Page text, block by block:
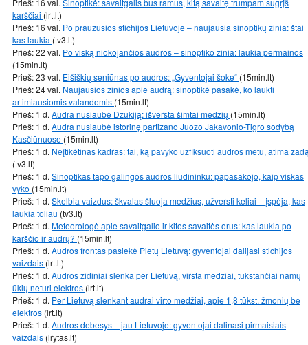
Prieš: 16 val. Sinoptikė: savaitgalis bus ramus, kitą savaitę trumpam sugrįš
karščiai (lrt.lt)
Prieš: 16 val. Po praūžusios stichijos Lietuvoje – naujausia sinoptikų žinia: štai
kas laukia (tv3.lt)
Prieš: 22 val. Po viską niokojančios audros – sinoptiko žinia: laukia permainos
(15min.lt)
Prieš: 23 val. Eišiškių seniūnas po audros: „Gyventojai šoke“ (15min.lt)
Prieš: 24 val. Naujausios žinios apie audrą: sinoptikė pasakė, ko laukti
artimiausiomis valandomis (15min.lt)
Prieš: 1 d. Audra nusiaubė Dzūkiją: išversta šimtai medžių (15min.lt)
Prieš: 1 d. Audra nusiaubė istorinę partizano Juozo Jakavonio-Tigro sodybą
Kasčiūnuose (15min.lt)
Prieš: 1 d. Neįtikėtinas kadras: tai, ką pavyko užfiksuoti audros metu, atima
(tv3.lt)
Prieš: 1 d. Sinoptikas tapo galingos audros liudininku: papasakojo, kaip viskas
vyko (15min.lt)
Prieš: 1 d. Skelbia vaizdus: škvalas šluoja medžius, užversti keliai – įspėja, kas
laukia toliau (tv3.lt)
Prieš: 1 d. Meteorologė apie savaitgalio ir kitos savaitės orus: kas laukia po
karščio ir audrų? (15min.lt)
Prieš: 1 d. Audros frontas pasiekė Pietų Lietuvą: gyventojai dalijasi stichijos
vaizdais (lrt.lt)
Prieš: 1 d. Audros židiniai slenka per Lietuvą, virsta medžiai, tūkstančiai namų
ūkių neturi elektros (lrt.lt)
Prieš: 1 d. Per Lietuvą slenkant audrai virto medžiai, apie 1,8 tūkst. žmonių be
elektros (lrt.lt)
Prieš: 1 d. Audros debesys – jau Lietuvoje: gyventojai dalinasi pirmaisiais
vaizdais (lrytas.lt)